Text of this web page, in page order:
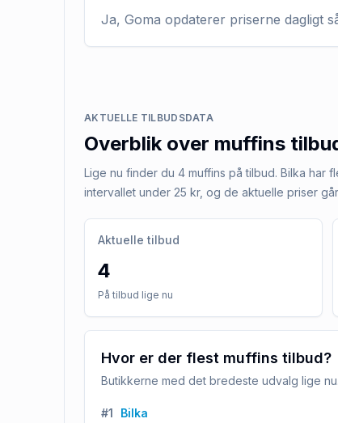
Ja, Goma opdaterer priserne dagligt
AKTUELLE TILBUDSDATA
Overblik over muffins
Lige nu finder du 4 muffins på tilbud. Bilka har
intervallet under 25 kr, og de aktuelle priser
Aktuelle tilbud
4
På tilbud lige nu
Hvor er der flest muffins tilbud?
Butikkerne med det bredeste udvalg lige nu.
#1 Bilka